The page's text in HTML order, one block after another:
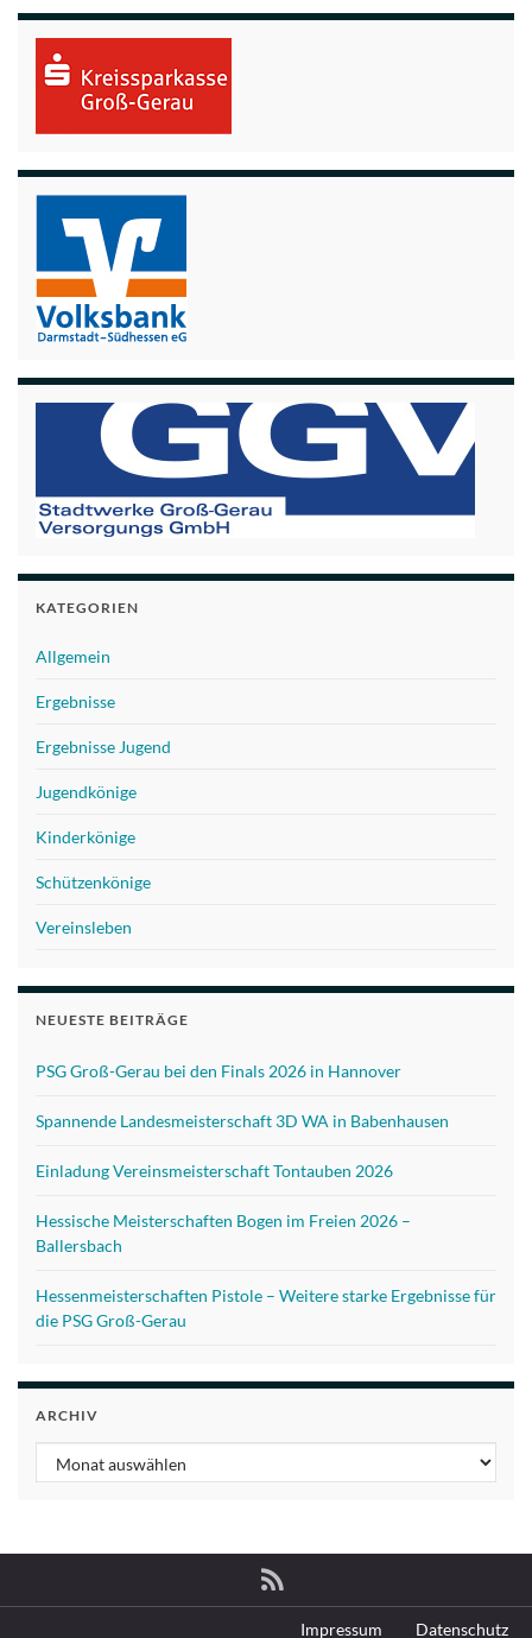
KATEGORIEN
Allgemein
Ergebnisse
Ergebnisse Jugend
Jugendkönige
Kinderkönige
Schützenkönige
Vereinsleben
NEUESTE BEITRÄGE
PSG Groß-Gerau bei den Finals 2026 in Hannover
Spannende Landesmeisterschaft 3D WA in Babenhausen
Einladung Vereinsmeisterschaft Tontauben 2026
Hessische Meisterschaften Bogen im Freien 2026 –
Ballersbach
Hessenmeisterschaften Pistole – Weitere starke Ergebnisse für
die PSG Groß-Gerau
ARCHIV
Archiv
Impressum Datenschutz